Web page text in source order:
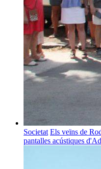
Societat Els veïns de
pantalles acústiques